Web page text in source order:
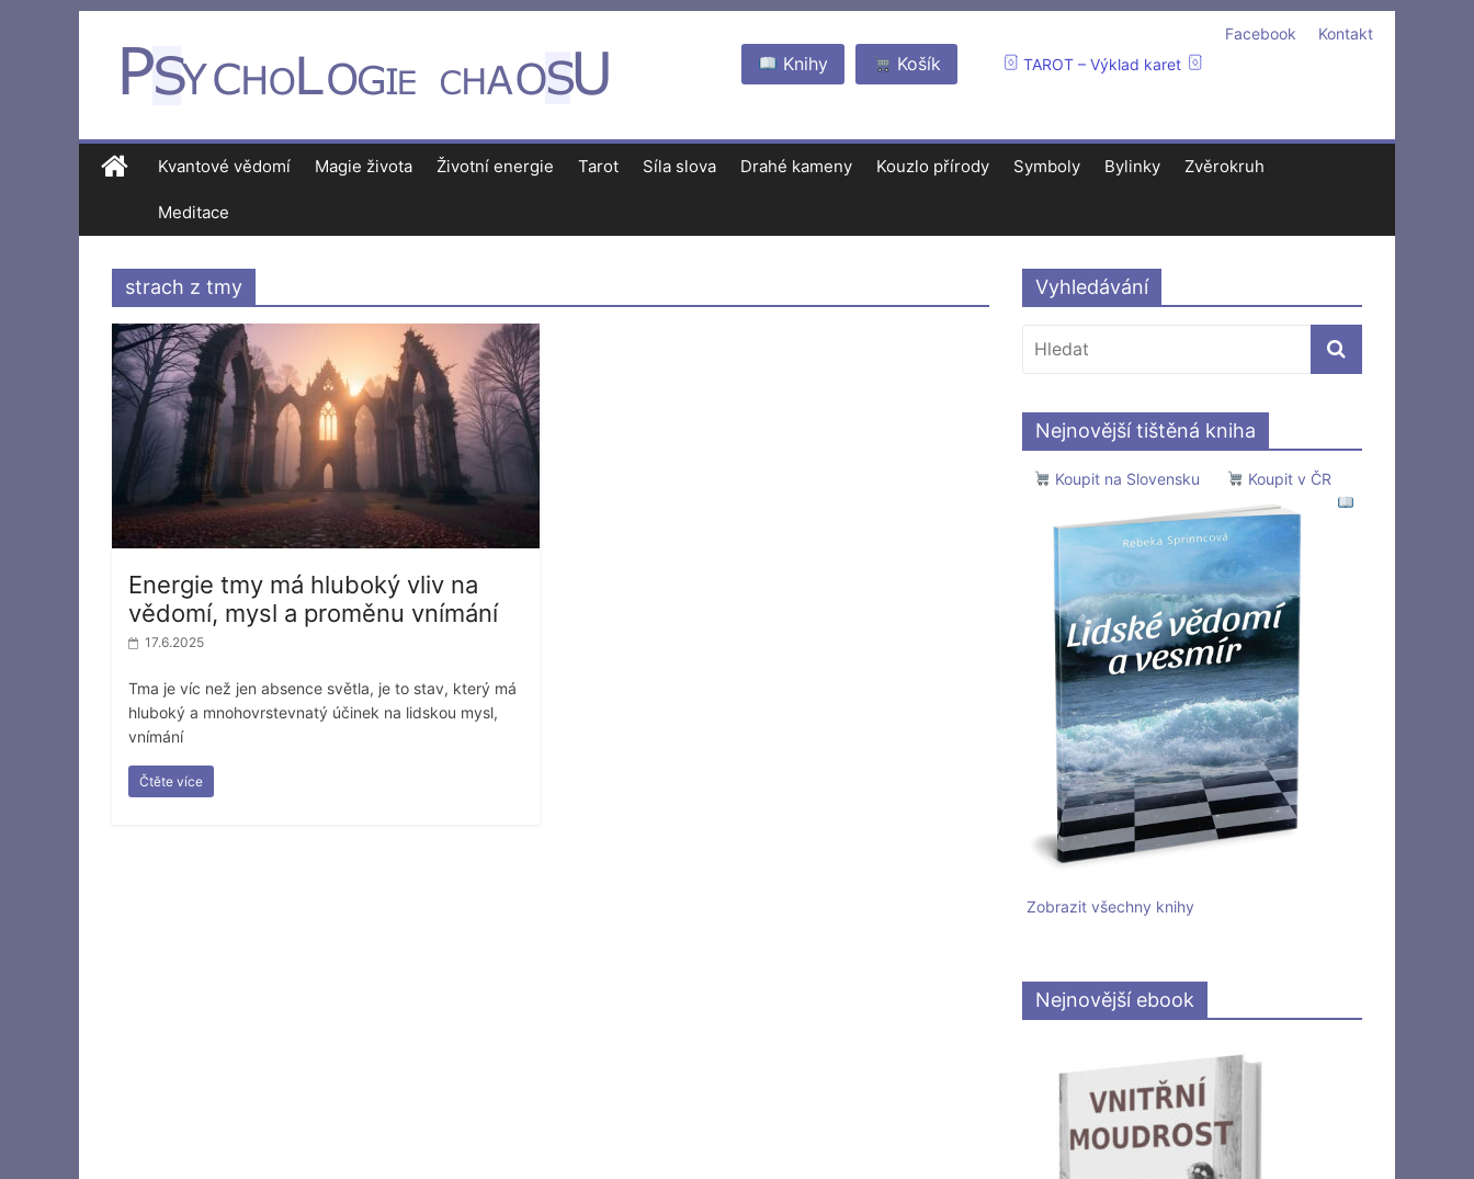
Kontakt
Facebook
TAROT – Výklad karet
Košík
Knihy
Kvantové vědomí Magie života Životní energie Tarot Síla slova Drahé kameny Kouzlo přírody Symboly Bylinky Zvěrokruh
Meditace
strach z tmy
Energie tmy má hluboký vliv na
vědomí, mysl a proměnu vnímání
17.6.2025
Tma je víc než jen absence světla, je to stav, který má
hluboký a mnohovrstevnatý účinek na lidskou mysl,
vnímání
Čtěte více
Vyhledávání
Nejnovější tištěná kniha
Koupit na Slovensku Koupit v ČR
Zobrazit všechny knihy
Nejnovější ebook